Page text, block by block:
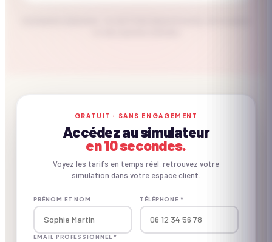
GRATUIT · SANS ENGAGEMENT
Accédez au simulateur
en 10 secondes.
Voyez les tarifs en temps réel, retrouvez votre
simulation dans votre espace client.
PRÉNOM ET NOM TÉLÉPHONE *
EMAIL PROFESSIONNEL *
CE QU'ON APPORTE
Inclus vs. non inclus.
Concept créé pour le B2B